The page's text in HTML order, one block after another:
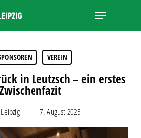
Menu
VEREIN
in Leutzsch – ein erstes
Zwischenfazit
7. August 2025
Close